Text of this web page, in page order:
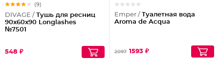
(9)
DIVAGE / Тушь для ресниц
90x60x90 Longlashes
№7501
548 ₽
Emper / Туалетная вода
Aroma de Acqua
2097 1593 ₽